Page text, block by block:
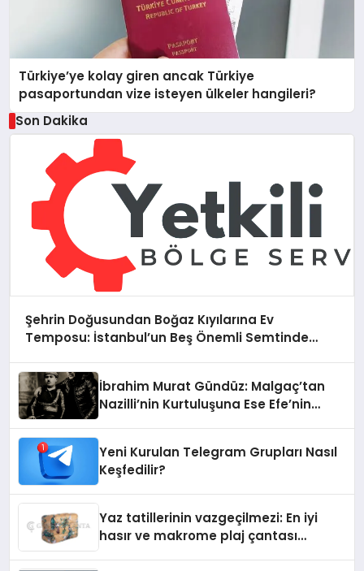
Türkiye’ye kolay giren ancak Türkiye
pasaportundan vize isteyen ülkeler hangileri?
Son Dakika
Şehrin Doğusundan Boğaz Kıyılarına Ev
Temposu: İstanbul’un Beş Önemli Semtinde
İbrahim Murat Gündüz: Malgaç’tan
Nazilli’nin Kurtuluşuna Ese Efe’nin
Yeni Kurulan Telegram Grupları Nasıl
Keşfedilir?
Yaz tatillerinin vazgeçilmezi: En iyi
hasır ve makrome plaj çantası